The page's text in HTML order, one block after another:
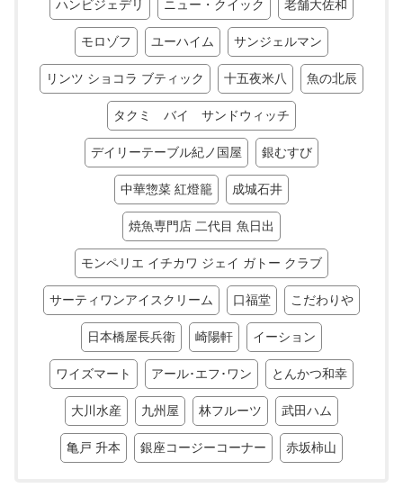
ハンビジェデリ ニュー・クイック 老舗大佐和
モロゾフ ユーハイム サンジェルマン
リンツ ショコラ ブティック 十五夜米八 魚の北辰
タクミ バイ サンドウィッチ
デイリーテーブル紀ノ国屋 銀むすび
中華惣菜 紅燈籠 成城石井
焼魚専門店 二代目 魚日出
モンペリエ イチカワ ジェイ ガトー クラブ
サーティワンアイスクリーム 口福堂 こだわりや
日本橋屋長兵衛 崎陽軒 イーション
ワイズマート アール･エフ･ワン とんかつ和幸
大川水産 九州屋 林フルーツ 武田ハム
亀戸 升本 銀座コージーコーナー 赤坂柿山